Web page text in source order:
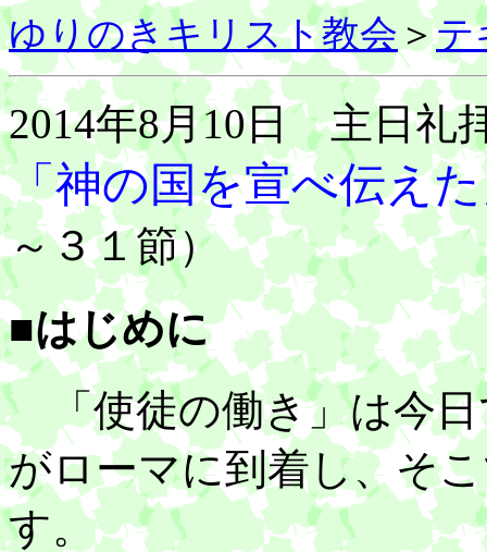
ゆりのきキリスト教会 ＞テ
2014年8月10日 主日礼
「神の国を宣べ伝え
～３１節）
■はじめに
「使徒の働き」は今日
がローマに到着し、そ
す。